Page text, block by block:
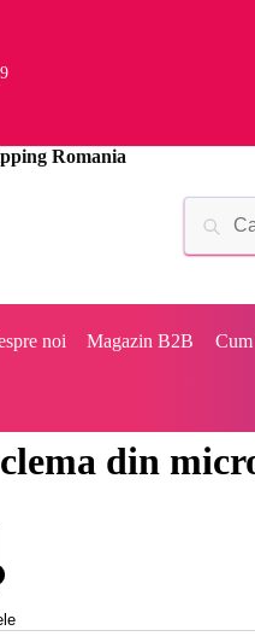
noi Magazin B2B
din